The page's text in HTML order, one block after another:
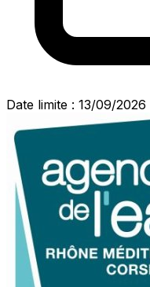
Date limite : 13/09/2026